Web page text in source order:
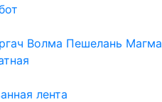
Волма Пешелань Магма
лента